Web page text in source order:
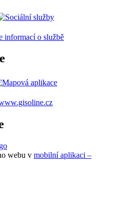
informací o službě
webu v mobilní aplikaci –